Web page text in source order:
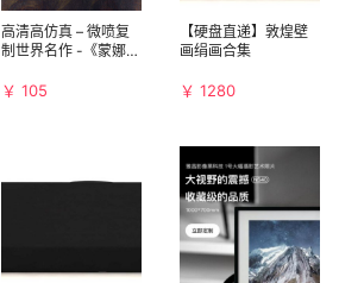
高清高仿真 – 微喷复
制世界名作 -《蒙娜丽
￥ 105
【硬盘直递】敦煌壁
画绢画合集
￥ 1280